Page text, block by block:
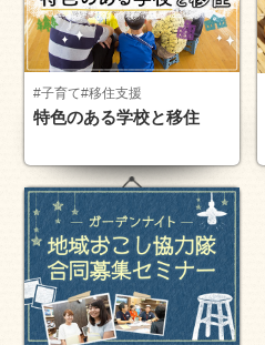
#子育て#移住支援
特色のある学校と移住